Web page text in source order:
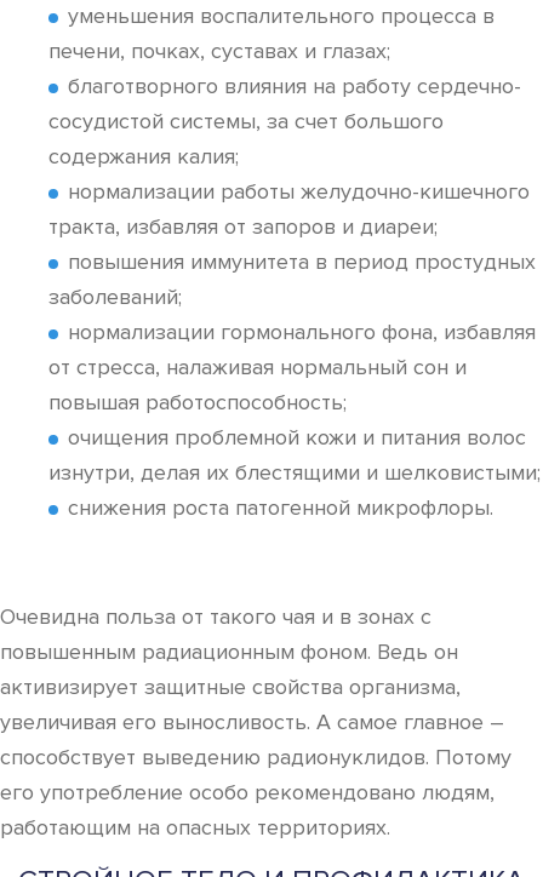
уменьшения воспалительного процесса в
печени, почках, суставах и глазах;
благотворного влияния на работу сердечно-
сосудистой системы, за счет большого
содержания калия;
нормализации работы желудочно-кишечного
тракта, избавляя от запоров и диареи;
повышения иммунитета в период простудных
заболеваний;
нормализации гормонального фона, избавляя
от стресса, налаживая нормальный сон и
повышая работоспособность;
очищения проблемной кожи и питания волос
изнутри, делая их блестящими и шелковистыми;
снижения роста патогенной микрофлоры.
Очевидна польза от такого чая и в зонах с
повышенным радиационным фоном. Ведь он
активизирует защитные свойства организма,
увеличивая его выносливость. А самое главное –
способствует выведению радионуклидов. Потому
его употребление особо рекомендовано людям,
работающим на опасных территориях.